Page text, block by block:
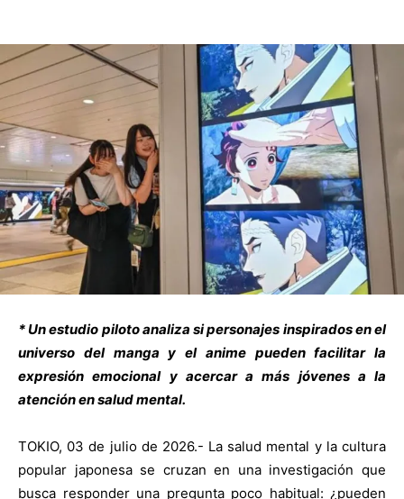
* Un estudio piloto analiza si personajes inspirados en el
universo del manga y el anime pueden facilitar la
expresión emocional y acercar a más jóvenes a la
atención en salud mental.
TOKIO, 03 de julio de 2026.- La salud mental y la cultura
popular japonesa se cruzan en una investigación que
busca responder una pregunta poco habitual: ¿pueden